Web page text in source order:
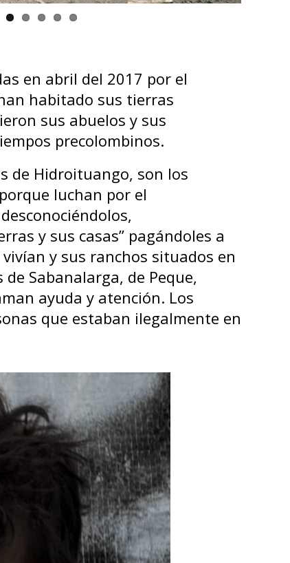
en abril del 2017 por el
habitado sus tierras
sus abuelos y sus
precolombinos.
de Hidroituango, son los
luchan por el
y sus casas” pagándoles a
y sus ranchos situados en
Sabanalarga, de Peque,
ayuda y atención. Los
que estaban ilegalmente en